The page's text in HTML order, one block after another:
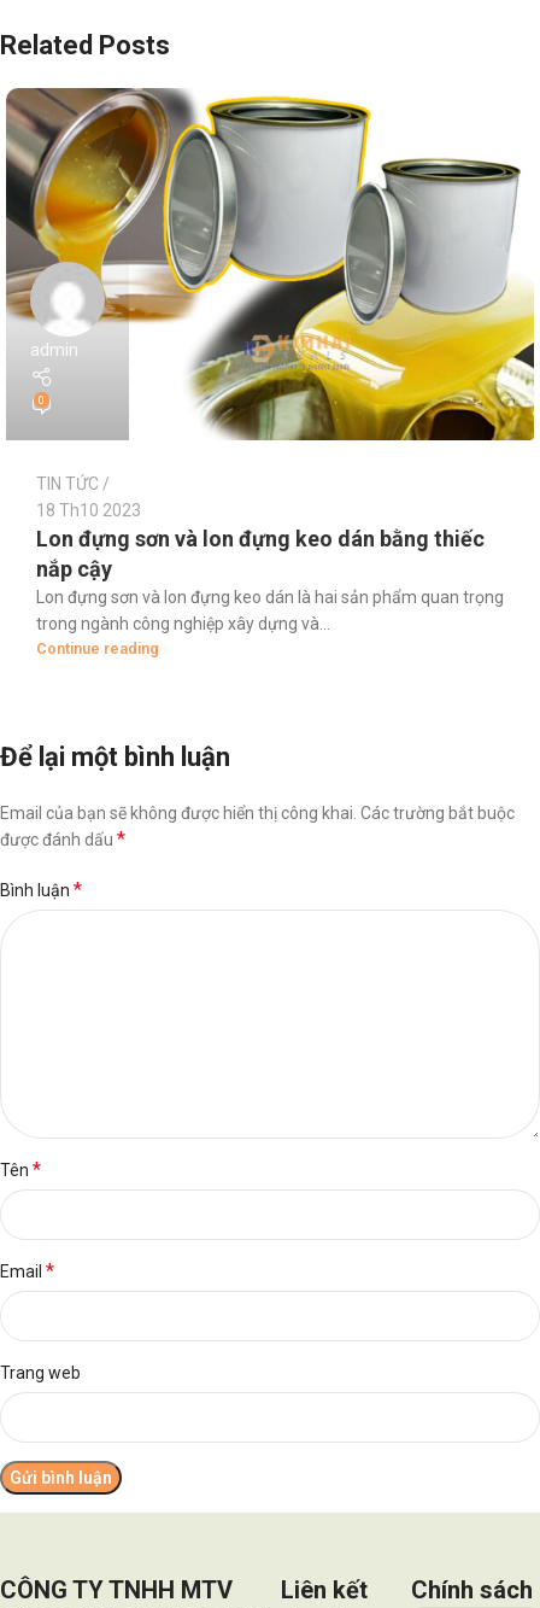
Related Posts
admin
0
TIN TỨC
18 Th10 2023
Lon đựng sơn và lon đựng keo dán bằng thiếc
nắp cậy
Lon đựng sơn và lon đựng keo dán là hai sản phẩm quan trọng
trong ngành công nghiệp xây dựng và...
Continue reading
Để lại một bình luận
Email của bạn sẽ không được hiển thị công khai. Các trường bắt buộc
được đánh dấu *
Bình luận *
Tên *
Email *
Trang web
CÔNG TY TNHH MTV
Liên kết
Chính sách